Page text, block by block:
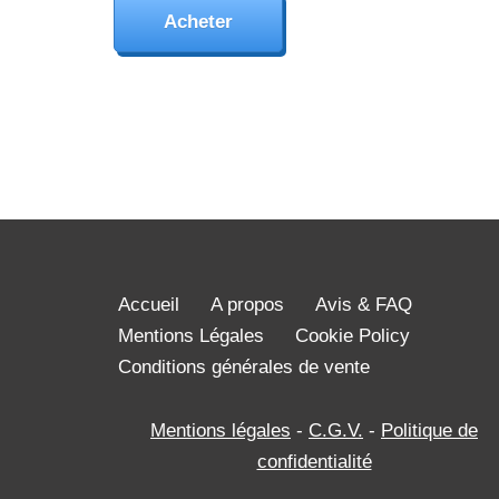
Acheter
Accueil A propos
Avis & FAQ
Mentions Légales
Cookie Policy
Conditions générales de vente
Mentions légales - C.G.V. - Politique de
confidentialité